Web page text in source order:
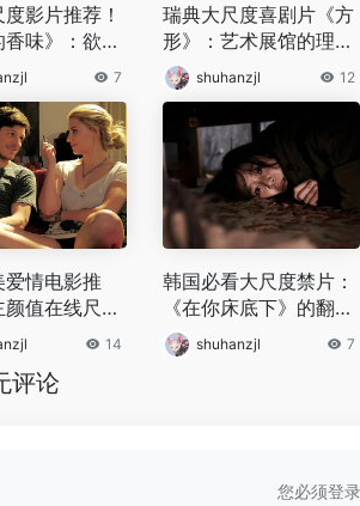
影片推荐！
香味》：欲望
感纠葛下的爱
7
瑞典大尺度喜剧片《方
形》：艺术展馆的理想
之梦破碎，现实困境下
人性善恶被无情揭开
shuhanzjl 12
情电影推
值在线尺度
情紧凑值得一
14
韩国必看大尺度禁片：
《在你床底下》的翻版
《门锁》， 独居女性
必看
shuhanzjl 7
评论
您必须登